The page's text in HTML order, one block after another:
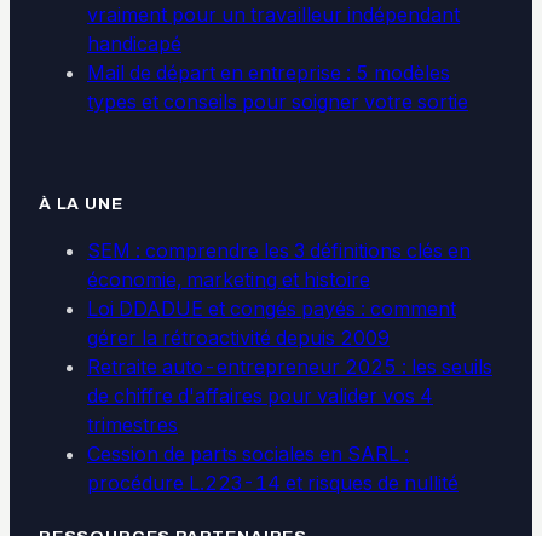
vraiment pour un travailleur indépendant
handicapé
Mail de départ en entreprise : 5 modèles
types et conseils pour soigner votre sortie
À LA UNE
SEM : comprendre les 3 définitions clés en
économie, marketing et histoire
Loi DDADUE et congés payés : comment
gérer la rétroactivité depuis 2009
Retraite auto-entrepreneur 2025 : les seuils
de chiffre d'affaires pour valider vos 4
trimestres
Cession de parts sociales en SARL :
procédure L.223-14 et risques de nullité